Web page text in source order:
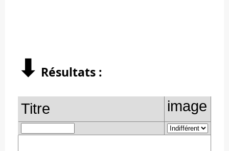
⬇︎ Résultats :
Titre image